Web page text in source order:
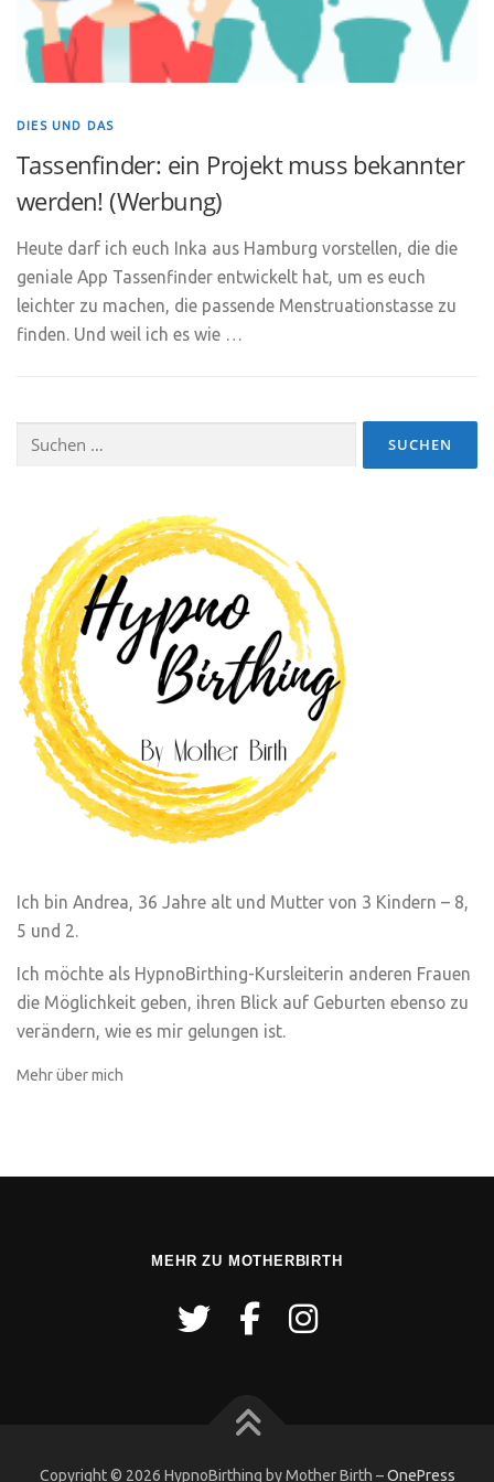
DIES UND DAS
Tassenfinder: ein Projekt muss bekannter
werden! (Werbung)
Heute darf ich euch Inka aus Hamburg vorstellen, die die
geniale App Tassenfinder entwickelt hat, um es euch
leichter zu machen, die passende Menstruationstasse zu
finden. Und weil ich es wie …
Suchen
Ich bin Andrea, 36 Jahre alt und Mutter von 3 Kindern – 8,
5 und 2.
Ich möchte als HypnoBirthing-Kursleiterin anderen Frauen
die Möglichkeit geben, ihren Blick auf Geburten ebenso zu
verändern, wie es mir gelungen ist.
Mehr über mich
MEHR ZU MOTHERBIRTH
Copyright © 2026 HypnoBirthing by Mother Birth –OnePress